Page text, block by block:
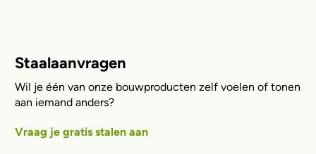
Staalaanvragen
Wil je één van onze bouwproducten zelf voelen of tonen
aan iemand anders?
Vraag je gratis stalen aan